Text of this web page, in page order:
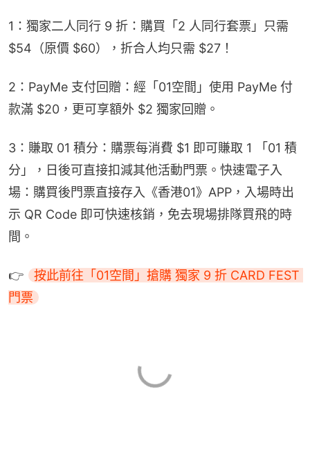
1：獨家二人同行 9 折：購買「2 人同行套票」只需
$54（原價 $60），折合人均只需 $27！
2：PayMe 支付回贈：經「01空間」使用 PayMe 付
款滿 $20，更可享額外 $2 獨家回贈。
3：賺取 01 積分：購票每消費 $1 即可賺取 1 「01 積
分」，日後可直接扣減其他活動門票。快速電子入
場：購買後門票直接存入《香港01》APP，入場時出
示 QR Code 即可快速核銷，免去現場排隊買飛的時
間。
👉
按此前往「01空間」搶購 獨家 9 折 CARD FEST
門票